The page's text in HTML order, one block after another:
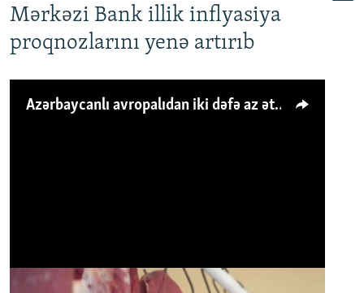
Mərkəzi Bank illik inflyasiya
proqnozlarını yenə artırıb
Azərbaycanlı avropalıdan iki dəfə az ət yeyir, amma... 'Qiymət artımı qaçılmazdır'